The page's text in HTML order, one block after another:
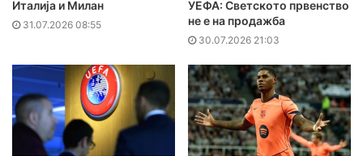
Италија и Милан
31.07.2026 08:55
УЕФА: Светското првенство
не е на продажба
30.07.2026 21:03